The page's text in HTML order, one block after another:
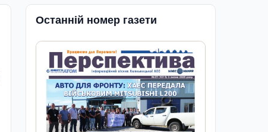
Останній номер газети